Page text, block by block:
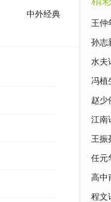
中外经典
王仲
著鉴
孙志
赏
水夫
赏
冯植
著鉴
赵少
赏
江南
王振
鉴赏
任元
赏
高
篇小
程文